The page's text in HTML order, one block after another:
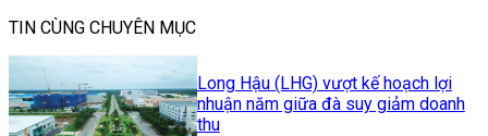
TIN CÙNG CHUYÊN MỤC
Long Hậu (LHG) vượt kế hoạch lợi
nhuận năm giữa đà suy giảm doanh
thu